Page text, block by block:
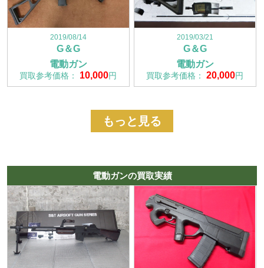
2019/08/14
G＆G
電動ガン
買取参考価格： 10,000円
2019/03/21
G＆G
電動ガン
買取参考価格：20,000円
もっと見る
電動ガンの買取実績